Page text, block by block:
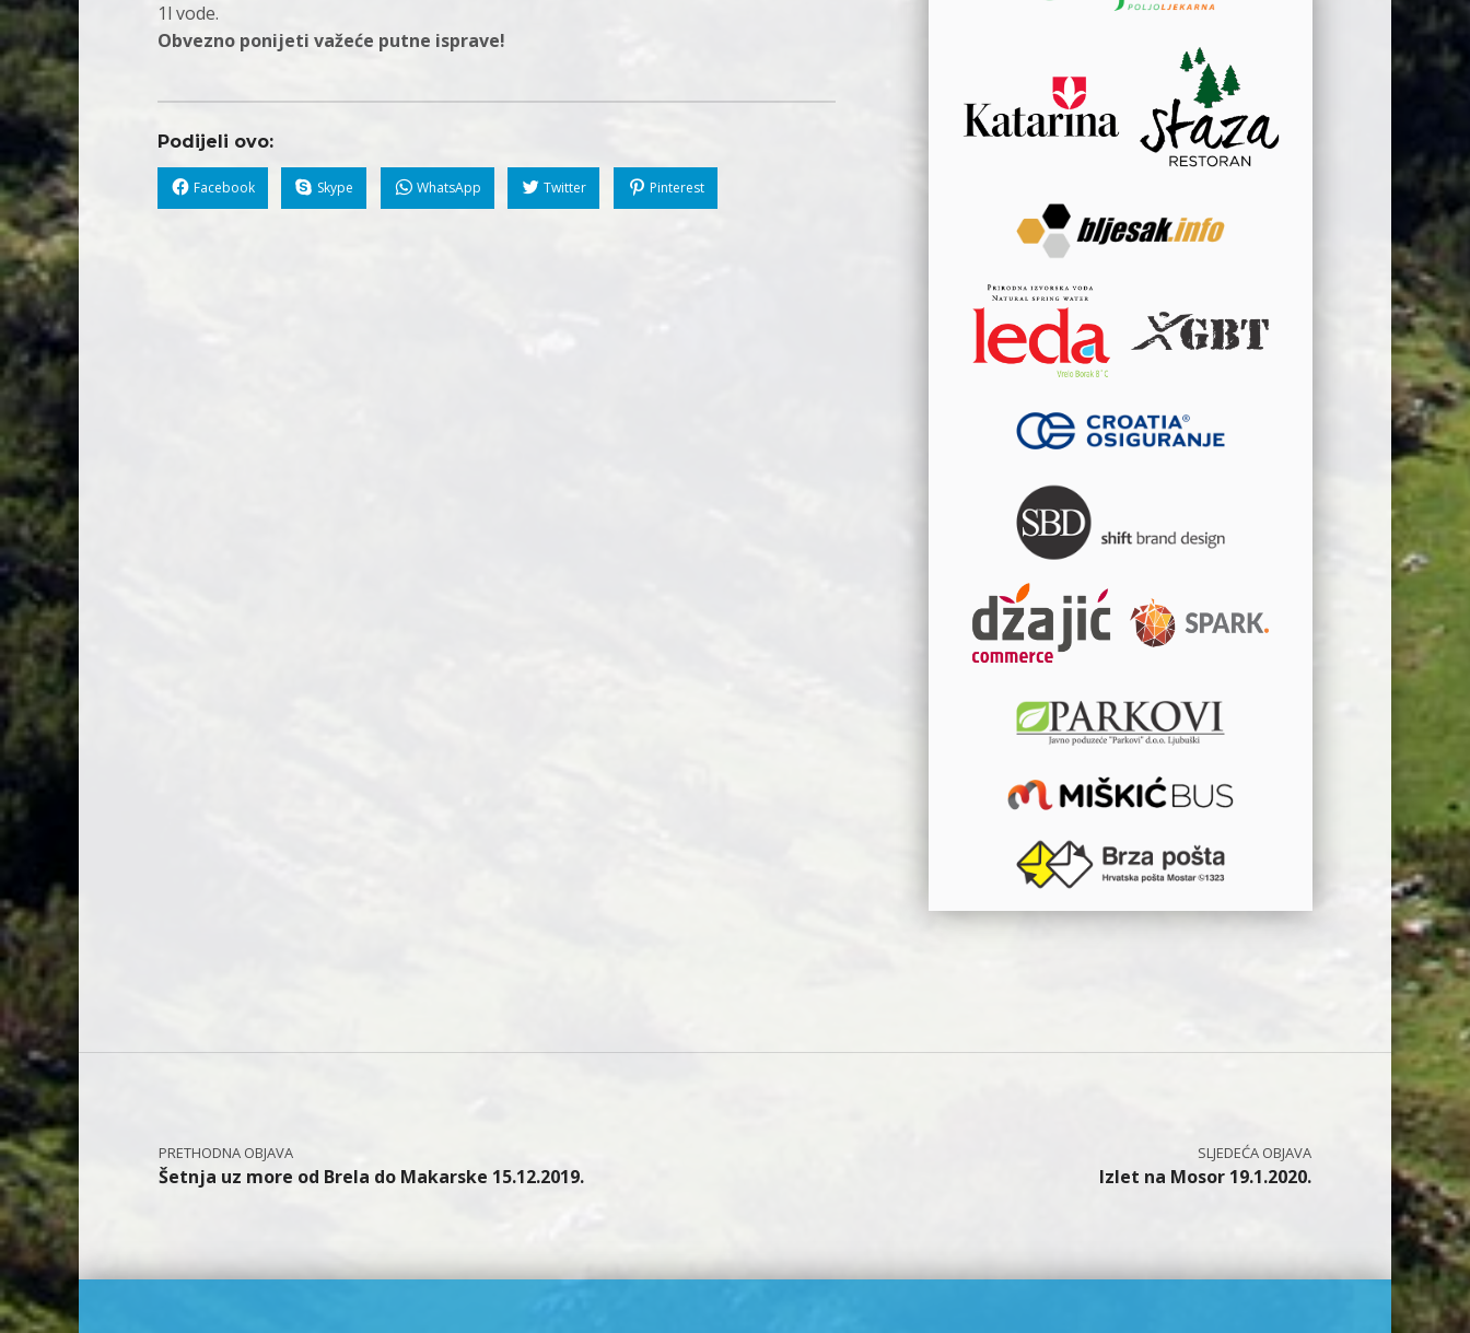
1l vode.
Obvezno ponijeti važeće putne isprave!
Podijeli ovo:
Facebook Skype WhatsApp Twitter Pinterest
Navigacija objava
Šetnja uz more od Brela do Makarske 15.12.2019. Izlet na Mosor 19.1.2020.